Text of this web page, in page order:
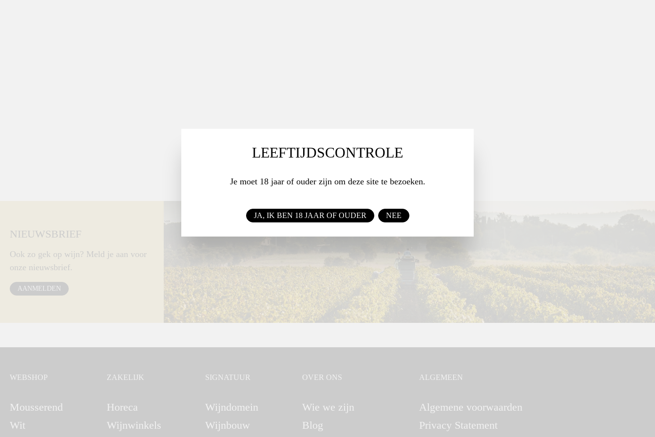
NIEUWSBRIEF
Ook zo gek op wijn? Meld je aan voor
onze nieuwsbrief.
AANMELDEN
WEBSHOP
Mousserend
Wit
ZAKELIJK
Horeca
Wijnwinkels
SIGNATUUR
Wijndomein
Wijnbouw
OVER ONS
Wie we zijn
Blog
ALGEMEEN
Algemene voorwaarden
Privacy Statement
LEEFTIJDSCONTROLE
Je moet 18 jaar of ouder zijn om deze site te bezoeken.
JA, IK BEN 18 JAAR OF OUDER NEE